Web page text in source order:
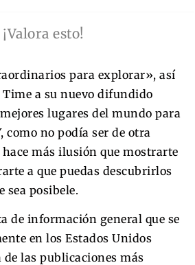
¡Valora esto!
para explorar», así
a su nuevo difundido
lugares del mundo para
como no podía ser de otra
más ilusión que mostrarte
a que puedas descubrirlos
sea posibele.
de información general que se
en los Estados Unidos
de las publicaciones más